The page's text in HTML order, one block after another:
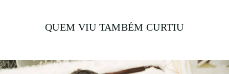
QUEM VIU TAMBÉM CURTIU